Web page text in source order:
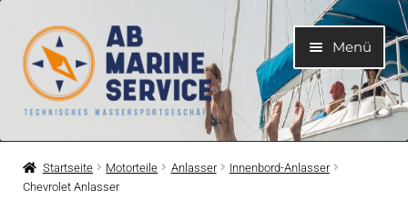
Zur
Navigation
springen
Zum
Inhalt
springen
Menü
Home
Motoren
Startseite Motorteile Anlasser
Innenbord-Anlasser
Chevrolet Anlasser